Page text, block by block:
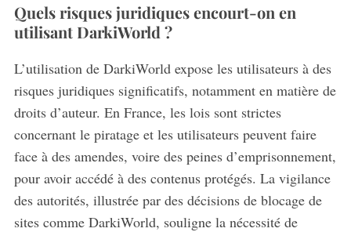
Quels risques juridiques encourt-on en
utilisant DarkiWorld ?
L’utilisation de DarkiWorld expose les utilisateurs à des
risques juridiques significatifs, notamment en matière de
droits d’auteur. En France, les lois sont strictes
concernant le piratage et les utilisateurs peuvent faire
face à des amendes, voire des peines d’emprisonnement,
pour avoir accédé à des contenus protégés. La vigilance
des autorités, illustrée par des décisions de blocage de
sites comme DarkiWorld, souligne la nécessité de